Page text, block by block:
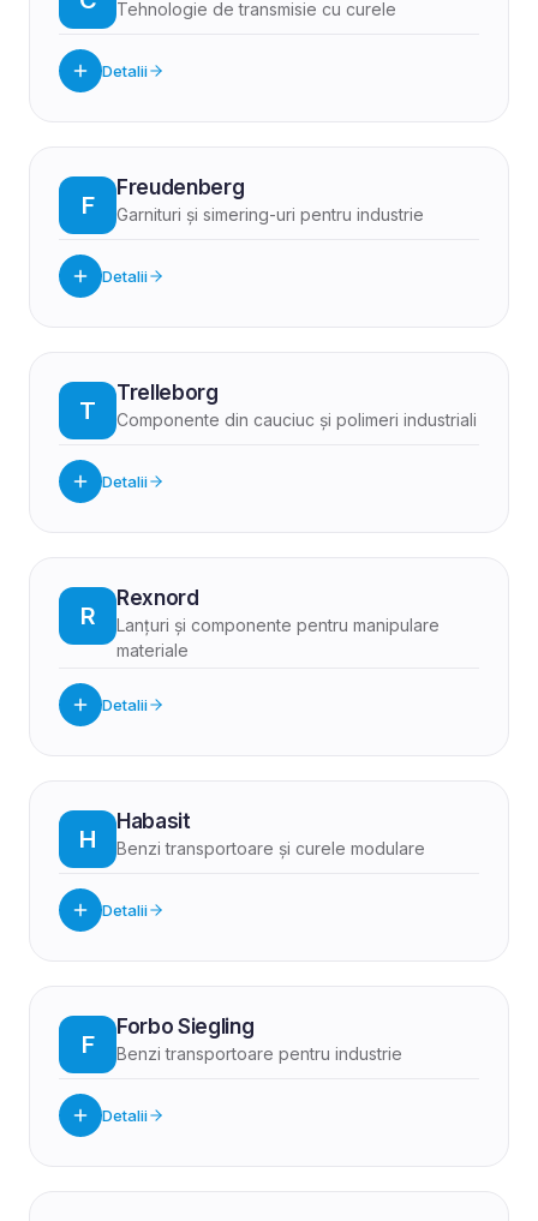
Tehnologie de transmisie cu curele
Detalii
F
Freudenberg
Garnituri și simering-uri pentru industrie
Detalii
T
Trelleborg
Componente din cauciuc și polimeri industriali
Detalii
R
Rexnord
Lanțuri și componente pentru manipulare
materiale
Detalii
H
Habasit
Benzi transportoare și curele modulare
Detalii
F
Forbo Siegling
Benzi transportoare pentru industrie
Detalii